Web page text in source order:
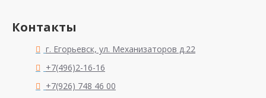
Контакты
г. Егорьевск, ул. Механизаторов д.22
+7(496)2-16-16
+7(926) 748 46 00